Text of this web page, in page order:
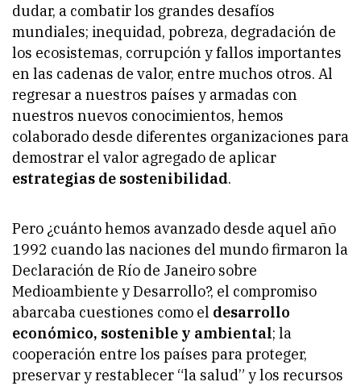
dudar, a combatir los grandes desafíos
mundiales; inequidad, pobreza, degradación de
los ecosistemas, corrupción y fallos importantes
en las cadenas de valor, entre muchos otros. Al
regresar a nuestros países y armadas con
nuestros nuevos conocimientos, hemos
colaborado desde diferentes organizaciones para
demostrar el valor agregado de aplicar
estrategias de sostenibilidad.
Pero ¿cuánto hemos avanzado desde aquel año
1992 cuando las naciones del mundo firmaron la
Declaración de Río de Janeiro sobre
Medioambiente y Desarrollo?, el compromiso
abarcaba cuestiones como el desarrollo
económico, sostenible y ambiental; la
cooperación entre los países para proteger,
preservar y restablecer “la salud” y los recursos